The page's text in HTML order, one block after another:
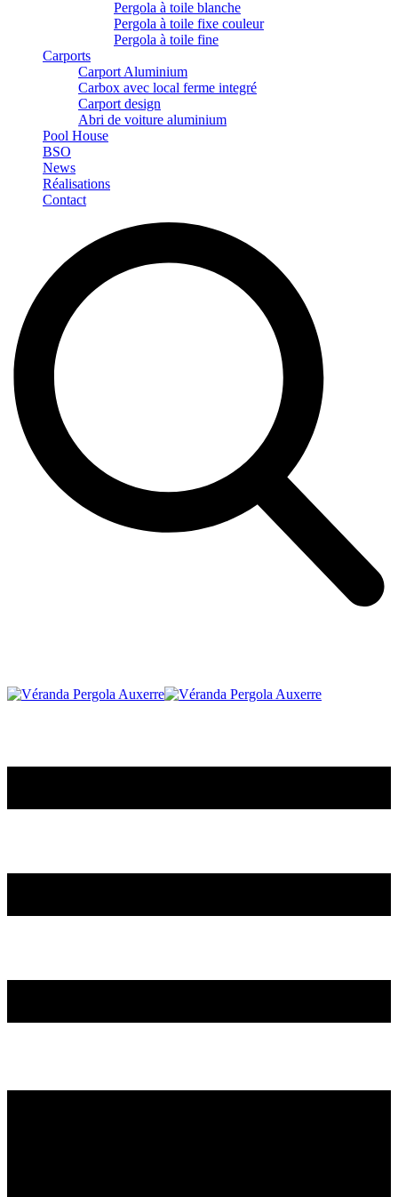
Pergola à toile blanche
Pergola à toile fixe couleur
Pergola à toile fine
Carports
Carport Aluminium
Carbox avec local ferme integré
Carport design
Abri de voiture aluminium
Pool House
BSO
News
Réalisations
Contact